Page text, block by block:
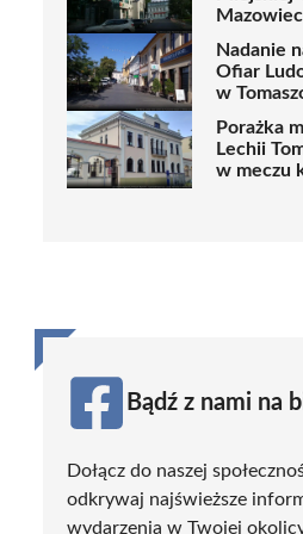
Nadanie
Ofiar
w
Porażka
Lechii
w meczu
Bądź z nami na
Dołącz do naszej
odkrywaj najświeższe
wydarzenia w Twojej